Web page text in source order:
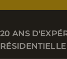
20 ANS
RÉSIDENTIELLE